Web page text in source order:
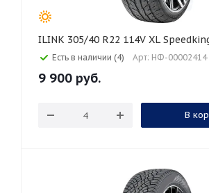
ILINK 305/40 R22 114V XL
Есть в наличии (4) Арт: НФ-00002414
9 900 руб.
В